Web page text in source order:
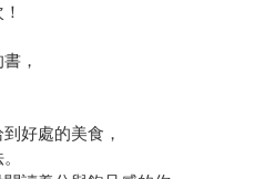
，
好處的美食，